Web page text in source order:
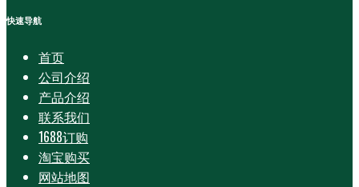
快速导航
首页
公司介绍
产品介绍
联系我们
1688订购
淘宝购买
网站地图